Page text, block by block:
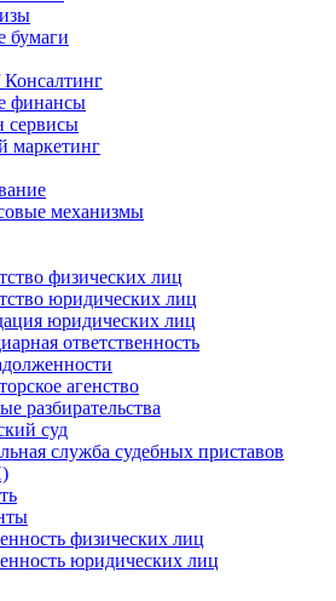
бумаги
Консалтинг
финансы
сервисы
маркетинг
механизмы
физических лиц
юридических лиц
юридических лиц
ответственность
агенство
разбирательства
суд
служба судебных приставов
физических лиц
юридических лиц